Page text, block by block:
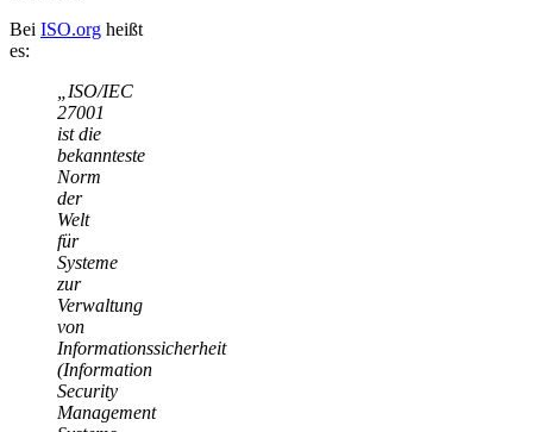
Bei ISO.org heißt
es:
„ISO/IEC
27001
ist die
bekannteste
Norm
der
Welt
für
Systeme
zur
Verwaltung
von
Informationssicherheit
(Information
Security
Management